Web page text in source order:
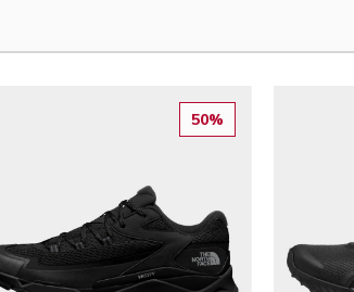
50%